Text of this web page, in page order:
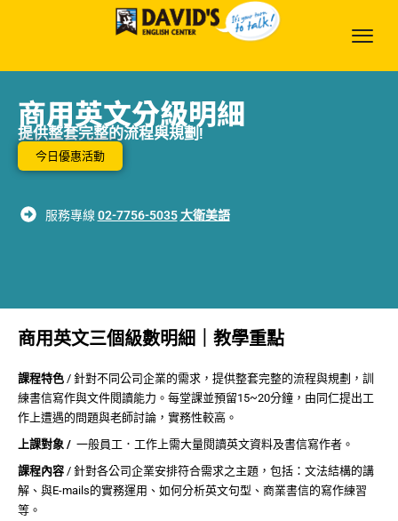
商用英文分級明細
提供整套完整的流程與規劃!
服務專線 02-7756-5035 大衛美語
今日優惠活動
商用英文三個級數明細｜教學重點
課程特色 / 針對不同公司企業的需求，提供整套完整的流程與規劃，訓
練書信寫作與文件閱讀能力。每堂課並預留15~20分鐘，由同仁提出工
作上遭遇的問題與老師討論，實務性較高。
上課對象 / 一般員工．工作上需大量閱讀英文資料及書信寫作者。
課程內容 / 針對各公司企業安排符合需求之主題，包括：文法結構的講
解、與E-mails的實務運用、如何分析英文句型、商業書信的寫作練習
等。